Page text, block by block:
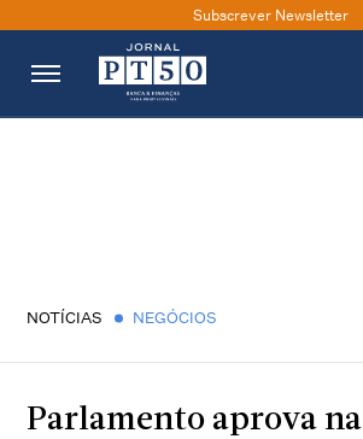
Subscrever Newsletter
NOTÍCIAS NEGÓCIOS
Parlamento aprova na